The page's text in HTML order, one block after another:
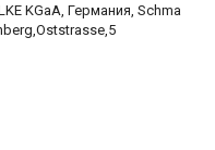
KGaA, Германия, Schma